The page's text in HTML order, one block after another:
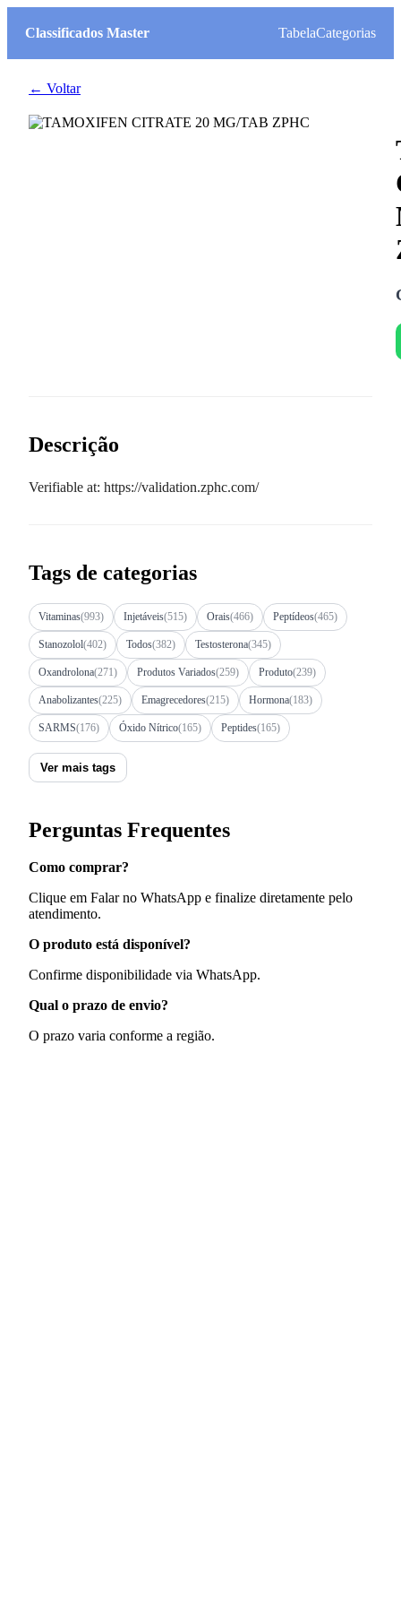
Classificados Master TabelaCategorias
← Voltar
Descrição
Verifiable at: https://validation.zphc.com/
Tags de categorias
Vitaminas(993) Injetáveis(515) Orais(466) Peptídeos(465)
Stanozolol(402) Todos(382) Testosterona(345)
Oxandrolona(271) Produtos Variados(259) Produto(239)
Anabolizantes(225) Emagrecedores(215) Hormona(183)
SARMS(176) Óxido Nítrico(165) Peptides(165)
Ver mais tags
Perguntas Frequentes
Como comprar?
Clique em Falar no WhatsApp e finalize diretamente pelo
atendimento.
O produto está disponível?
Confirme disponibilidade via WhatsApp.
Qual o prazo de envio?
O prazo varia conforme a região.